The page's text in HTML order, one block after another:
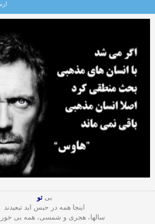
بی تو
اینجا همه در حبس ابد تبعیدند
سالها، هجری و شمسی، همه بی